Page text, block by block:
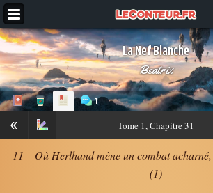
La Nef Blanche
Beatrix
1
« Tome 1, Chapitre 31
11 – Où Herlhand mène un combat
(1)